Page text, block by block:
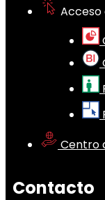
Acceso
Centro
Contacto